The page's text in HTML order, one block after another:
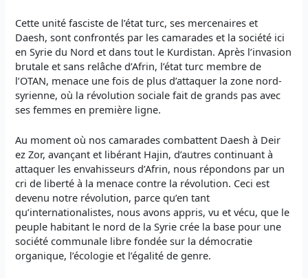
Cette unité fasciste de l’état turc, ses mercenaires et
Daesh, sont confrontés par les camarades et la société ici
en Syrie du Nord et dans tout le Kurdistan. Après l’invasion
brutale et sans relâche d’Afrin, l’état turc membre de
l’OTAN, menace une fois de plus d’attaquer la zone nord-
syrienne, où la révolution sociale fait de grands pas avec
ses femmes en première ligne.
Au moment où nos camarades combattent Daesh à Deir
ez Zor, avançant et libérant Hajin, d’autres continuant à
attaquer les envahisseurs d’Afrin, nous répondons par un
cri de liberté à la menace contre la révolution. Ceci est
devenu notre révolution, parce qu’en tant
qu’internationalistes, nous avons appris, vu et vécu, que le
peuple habitant le nord de la Syrie crée la base pour une
société communale libre fondée sur la démocratie
organique, l’écologie et l’égalité de genre.